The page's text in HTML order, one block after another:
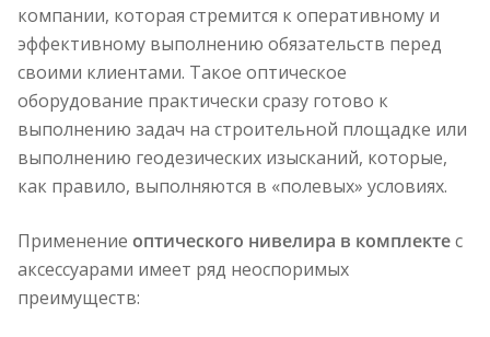
компании, которая стремится к оперативному и
эффективному выполнению обязательств перед
своими клиентами. Такое оптическое
оборудование практически сразу готово к
выполнению задач на строительной площадке или
выполнению геодезических изысканий, которые,
как правило, выполняются в «полевых» условиях.
Применение оптического нивелира в комплектес
аксессуарами имеет ряд неоспоримых
преимуществ: